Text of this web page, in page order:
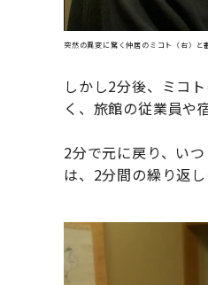
突然の異変に驚く仲居のミコト（右）
しかし2分後、ミコ
く、旅館の従業員や
2分で元に戻り、い
は、2分間の繰り返